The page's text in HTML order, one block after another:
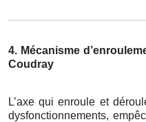
4. Mécanisme
Coudray
L’axe qui enroule et
dysfonctionnements,